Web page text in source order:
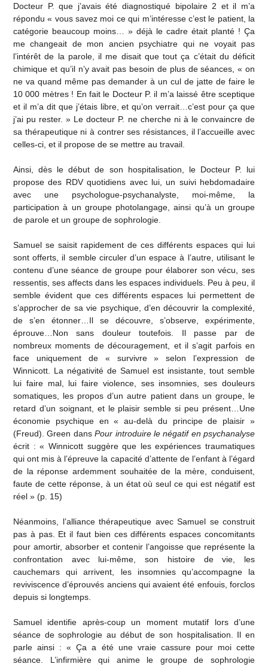
Docteur P. que j’avais été diagnostiqué bipolaire 2 et il m’a
répondu « vous savez moi ce qui m’intéresse c’est le patient, la
catégorie beaucoup moins… » déjà le cadre était planté ! Ça
me changeait de mon ancien psychiatre qui ne voyait pas
l’intérêt de la parole, il me disait que tout ça c’était du déficit
chimique et qu’il n’y avait pas besoin de plus de séances, « on
ne va quand même pas demander à un cul de jatte de faire le
10 000 mètres ! En fait le Docteur P. il m’a laissé être sceptique
et il m’a dit que j’étais libre, et qu’on verrait…c’est pour ça que
j’ai pu rester. » Le docteur P. ne cherche ni à le convaincre de
sa thérapeutique ni à contrer ses résistances, il l’accueille avec
celles-ci, et il propose de se mettre au travail.
Ainsi, dès le début de son hospitalisation, le Docteur P. lui
propose des RDV quotidiens avec lui, un suivi hebdomadaire
avec une psychologue-psychanalyste, moi-même, la
participation à un groupe photolangage, ainsi qu’à un groupe
de parole et un groupe de sophrologie.
Samuel se saisit rapidement de ces différents espaces qui lui
sont offerts, il semble circuler d’un espace à l’autre, utilisant le
contenu d’une séance de groupe pour élaborer son vécu, ses
ressentis, ses affects dans les espaces individuels. Peu à peu, il
semble évident que ces différents espaces lui permettent de
s’approcher de sa vie psychique, d’en découvrir la complexité,
de s’en étonner…Il se découvre, s’observe, expérimente,
éprouve…Non sans douleur toutefois. Il passe par de
nombreux moments de découragement, et il s’agit parfois en
face uniquement de « survivre » selon l’expression de
Winnicott. La négativité de Samuel est insistante, tout semble
lui faire mal, lui faire violence, ses insomnies, ses douleurs
somatiques, les propos d’un autre patient dans un groupe, le
retard d’un soignant, et le plaisir semble si peu présent…Une
économie psychique en « au-delà du principe de plaisir »
(Freud). Green dansPour introduire le négatif en psychanalyse
écrit : « Winnicott suggère que les expériences traumatiques
qui ont mis à l’épreuve la capacité d’attente de l’enfant à l’égard
de la réponse ardemment souhaitée de la mère, conduisent,
faute de cette réponse, à un état où seul ce qui est négatif est
réel » (p. 15)
Néanmoins, l’alliance thérapeutique avec Samuel se construit
pas à pas. Et il faut bien ces différents espaces concomitants
pour amortir, absorber et contenir l’angoisse que représente la
confrontation avec lui-même, son histoire de vie, les
cauchemars qui arrivent, les insomnies qu’accompagne la
reviviscence d’éprouvés anciens qui avaient été enfouis, forclos
depuis si longtemps.
Samuel identifie après-coup un moment mutatif lors d’une
séance de sophrologie au début de son hospitalisation. Il en
parle ainsi : « Ça a été une vraie cassure pour moi cette
séance. L’infirmière qui anime le groupe de sophrologie